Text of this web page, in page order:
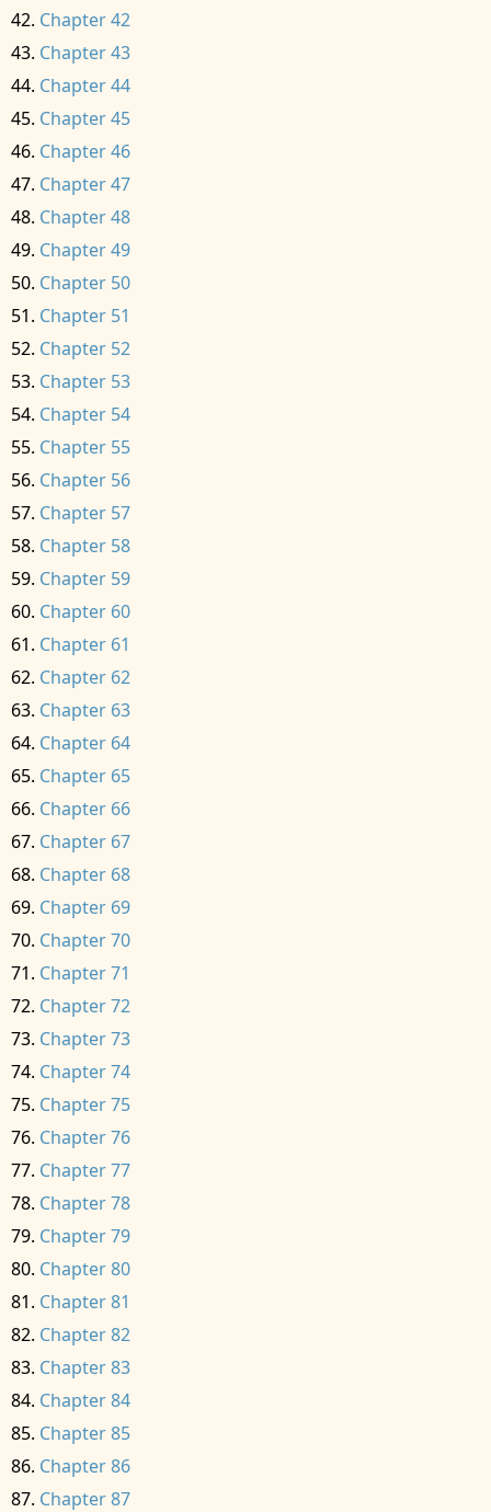
Chapter 42
Chapter 43
Chapter 44
Chapter 45
Chapter 46
Chapter 47
Chapter 48
Chapter 49
Chapter 50
Chapter 51
Chapter 52
Chapter 53
Chapter 54
Chapter 55
Chapter 56
Chapter 57
Chapter 58
Chapter 59
Chapter 60
Chapter 61
Chapter 62
Chapter 63
Chapter 64
Chapter 65
Chapter 66
Chapter 67
Chapter 68
Chapter 69
Chapter 70
Chapter 71
Chapter 72
Chapter 73
Chapter 74
Chapter 75
Chapter 76
Chapter 77
Chapter 78
Chapter 79
Chapter 80
Chapter 81
Chapter 82
Chapter 83
Chapter 84
Chapter 85
Chapter 86
Chapter 87